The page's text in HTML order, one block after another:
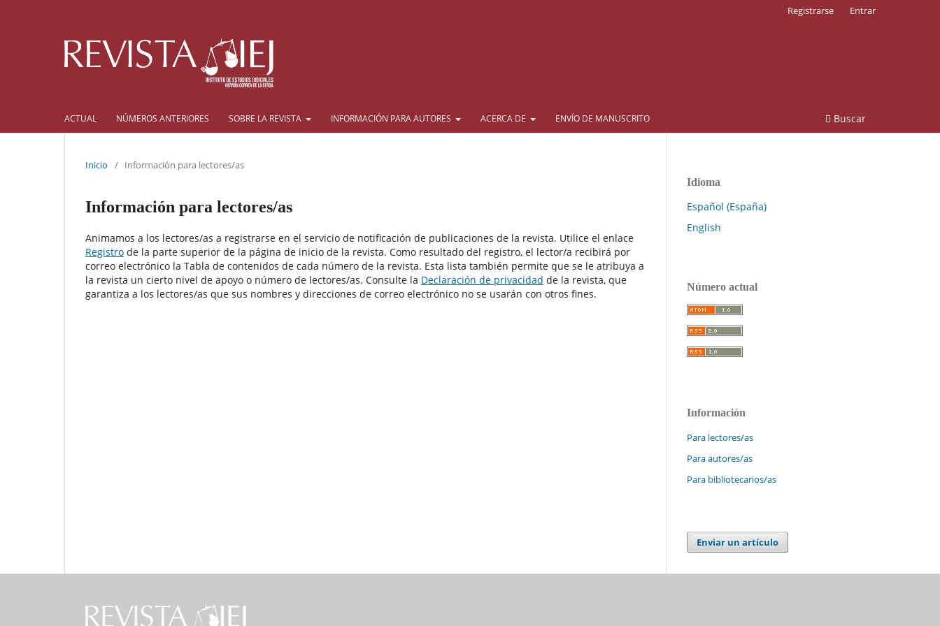
ACTUAL NÚMEROS ANTERIORES SOBRE LA REVISTA INFORMACIÓN PARA AUTORES ACERCA DE ENVÍO DE MANUSCRITO Buscar
Registrarse Entrar
Inicio / Información para lectores/as
Información para lectores/as
Animamos a los lectores/as a registrarse en el servicio de notificación de publicaciones de la revista. Utilice el enlace
Registro de la parte superior de la página de inicio de la revista. Como resultado del registro, el lector/a recibirá por
correo electrónico la Tabla de contenidos de cada número de la revista. Esta lista también permite que se le atribuya a
la revista un cierto nivel de apoyo o número de lectores/as. Consulte la Declaración de privacidad de la revista, que
garantiza a los lectores/as que sus nombres y direcciones de correo electrónico no se usarán con otros fines.
Idioma
Español (España)
English
Número actual
Información
Para lectores/as
Para autores/as
Para bibliotecarios/as
Enviar un artículo